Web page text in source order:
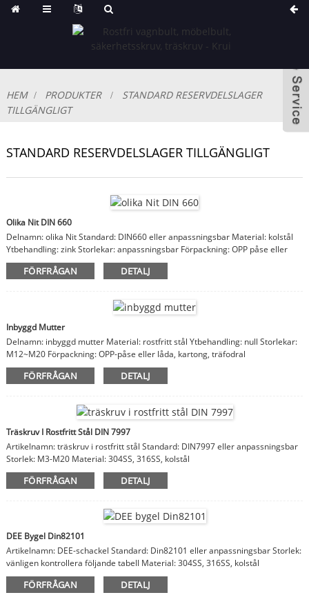
HEM PRODUKTER
STANDARD RESERVDELSLAGER
TILLGÄNGLIGT
STANDARD RESERVDELSLAGER TILLGÄNGLIGT
Olika Nit DIN 660
Delnamn: olika Nit Standard: DIN660 eller anpassningsbar Material: kolstål
Ytbehandling: zink Storlekar: anpassningsbar Förpackning: OPP påse eller
låda, kartong, träfodral Anmärkningar: material, finish, storlekar är
anpassningsbara
FÖRFRÅGAN DETALJ
Inbyggd Mutter
Delnamn: inbyggd mutter Material: rostfritt stål Ytbehandling: null Storlekar:
M12~M20 Förpackning: OPP-påse eller låda, kartong, träfodral
Anmärkningar: material, finish, storlekar är anpassningsbara
FÖRFRÅGAN DETALJ
Träskruv I Rostfritt Stål DIN 7997
Artikelnamn: träskruv i rostfritt stål Standard: DIN7997 eller anpassningsbar
Storlek: M3-M20 Material: 304SS, 316SS, kolstål
FÖRFRÅGAN DETALJ
DEE Bygel Din82101
Artikelnamn: DEE-schackel Standard: Din82101 eller anpassningsbar Storlek:
vänligen kontrollera följande tabell Material: 304SS, 316SS, kolstål
FÖRFRÅGAN DETALJ